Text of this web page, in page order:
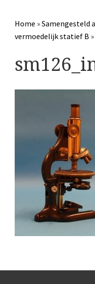
Overige
Elektrische
Cuff
‘Jones’
Nachet,
Home »Samengesteld
vermoedelijk statief B »